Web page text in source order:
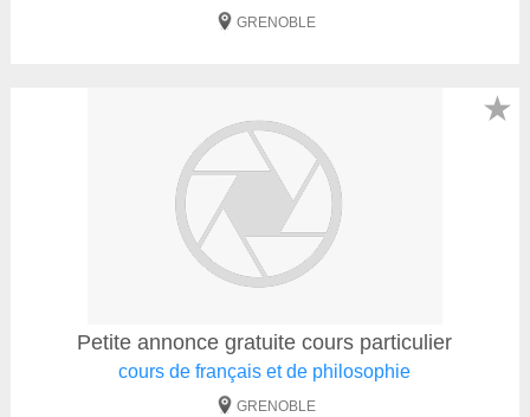
GRENOBLE
Petite annonce gratuite cours particulier
cours de français et de philosophie
GRENOBLE
★